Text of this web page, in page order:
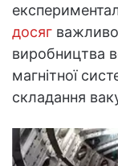
досяг
виробництва
магнітної
складання